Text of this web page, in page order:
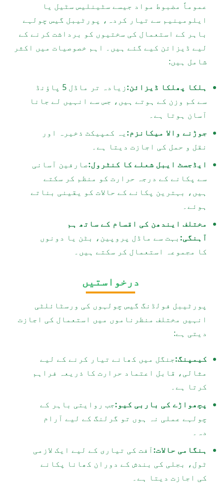
عموماً مضبوط مواد جیسے سٹینلیس سٹیل یا
ایلومینیم سے تیار کردہ، پورٹیبل گیس چولہے
باہر کے استعمال کی سختیوں کو برداشت کرنے کے
لیے ڈیزائن کیے گئے ہیں۔ اہم خصوصیات میں اکثر
شامل ہیں:
ہلکا پھلکا ڈیزائن:
زیادہ تر ماڈل 5 پاؤنڈ
سے کم وزن کے ہوتے ہیں، جس سے انہیں لے جانا
آسان ہوتا ہے۔
جوڑنے والا میکانزم: یہ کمپیکٹ ذخیرہ اور
نقل و حمل کی اجازت دیتا ہے۔
ایڈجسٹ ایبل شعلے کا کنٹرول:صارفین آسانی
سے پکانے کے درجہ حرارت کو منظم کر سکتے
ہیں، بہترین پکانے کے حالات کو یقینی بناتے
ہوئے۔
مختلف ایندھن کی اقسام کے ساتھ ہم
آہنگی: بہت سے ماڈل پروپین، بٹن یا دونوں
کا مجموعہ استعمال کر سکتے ہیں۔
درخواستیں
پورٹیبل فولڈنگ گیس چولہوں کی ورسٹائلٹی
انہیں مختلف منظرناموں میں استعمال کی اجازت
دیتی ہے:
کیمپنگ:جنگل میں کھانے تیار کرنے کے لیے
مثالی، قابل اعتماد حرارت کا ذریعہ فراہم
کرتا ہے۔
پچھواڑے کی باربی کیو:جب روایتی باہر کے
چولہے عملی نہ ہوں تو گرلنگ کے لیے آرام
دہ۔
ہنگامی حالات:آفت کی تیاری کے لیے ایک لازمی
ٹول، بجلی کی بندش کے دوران کھانا پکانے
کی اجازت دیتا ہے۔